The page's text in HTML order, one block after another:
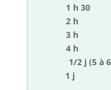
1 h
2
3
4
1/2 j (5 à
1 j